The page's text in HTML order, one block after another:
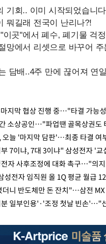
지막 협상 진행 중…"타결 가능
소상공인…"파업땐 골목상권도
오늘 '마지막 담판'…최종 타결 여
7이냐, 7대 3이냐" 삼성전자 '
자 사후조정에 대화 촉구…"의
성전자 임직원 올 1Q 평균 월급
니 반도체만 돈 잔치"…삼전 MX
일부인용'·'조정 첫날 빈손'…"